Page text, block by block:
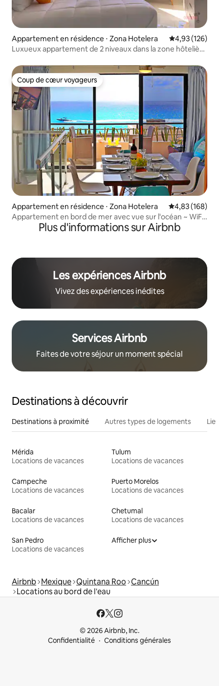
Appartement en résidence ⋅ Zona Hotelera Évaluation
4,93 (126)
Luxueux appartement de 2 niveaux dans la zone hôtelière
Coup de cœur voyageurs
Coup de cœur voyageurs
Appartement en résidence ⋅ Zona Hotelera Évaluation
4,83 (168)
Appartement en bord de mer avec vue sur l'océan ~ WiFi
rapide ~3 piscines
Plus d'informations sur Airbnb
Les expériences Airbnb
Vivez des expériences inédites
Services Airbnb
Faites de votre séjour un moment spécial
Destinations à découvrir
Destinations à proximité Autres types de logements
Mérida
Locations de vacances
Tulum
Locations de vacances
Campeche
Locations de vacances
Puerto Morelos
Locations de vacances
Bacalar
Locations de vacances
Chetumal
Locations de vacances
San Pedro
Locations de vacances
Afficher plus
Airbnb Mexique Quintana Roo Cancún
Locations au bord de l'eau
© 2026 Airbnb, Inc.
Confidentialité
Conditions générales